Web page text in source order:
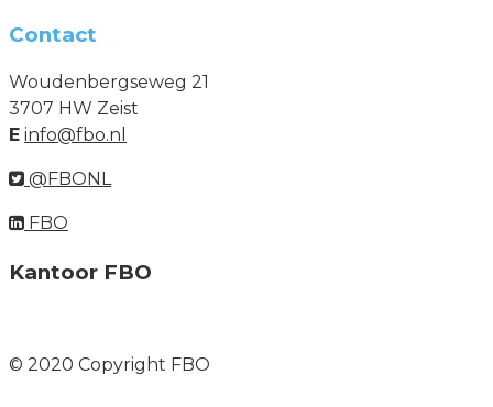
Contact
Woudenbergseweg 21
3707 HW Zeist
E info@fbo.nl
@FBONL
FBO
Kantoor FBO
© 2020 Copyright FBO